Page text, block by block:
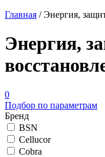
Главная /Энергия,
Энергия,
0
Подбор по параметрам
Бренд
BSN
Cellucor
Cobra